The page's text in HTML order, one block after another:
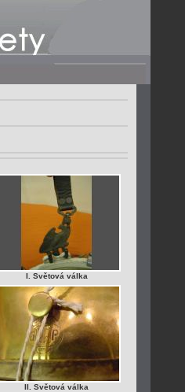
I. Světová válka
II. Světová válka